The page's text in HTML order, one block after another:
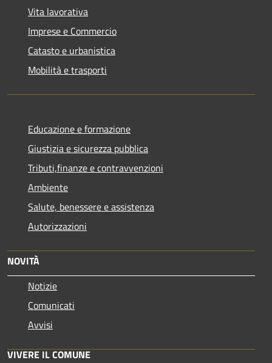
Vita lavorativa
Imprese e Commercio
Catasto e urbanistica
Mobilità e trasporti
Educazione e formazione
Giustizia e sicurezza pubblica
Tributi,finanze e contravvenzioni
Ambiente
Salute, benessere e assistenza
Autorizzazioni
NOVITÀ
Notizie
Comunicati
Avvisi
VIVERE IL COMUNE